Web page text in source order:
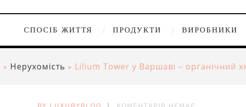
СПОСІБ ЖИТТЯ ПРОДУКТИ ВИРОБНИКИ
» Нерухомість » Lilium Tower у Варшаві – органічний